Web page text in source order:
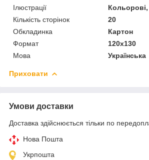
Ілюстрації
Кількість сторінок
20
Обкладинка
Картон
Формат
120х130
Мова
Українська
Приховати
Умови доставки
Доставка здійснюється тільки по
Нова Пошта
Укрпошта